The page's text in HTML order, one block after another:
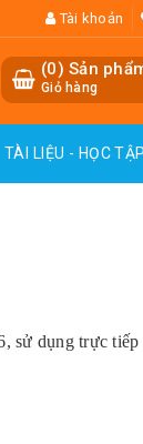
Tài khoản
(0) Sản
Giỏ hàng
TÀI LIỆU - HỌC
sử dụng trực